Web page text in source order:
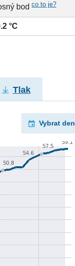
bodco to je?
°C
Tlak
Vybrat den